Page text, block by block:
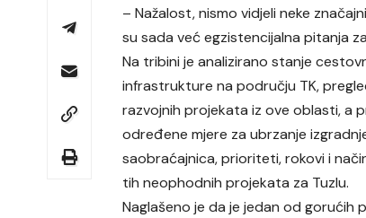
– Nažalost, nismo vidjeli neke
su sada već egzistencijalna pitanja
Na tribini je analizirano stanje
infrastrukture na području TK,
razvojnih projekata iz ove oblasti, a
određene mjere za ubrzanje
saobraćajnica, prioriteti, rokovi i
tih neophodnih projekata za Tuzlu.
Naglašeno je da je jedan od gorućih